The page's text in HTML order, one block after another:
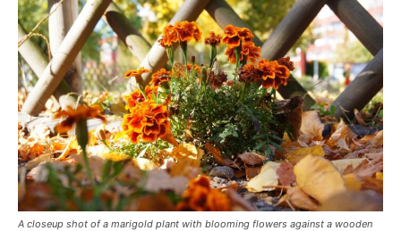
A closeup shot of a marigold plant with blooming flowers against a wooden